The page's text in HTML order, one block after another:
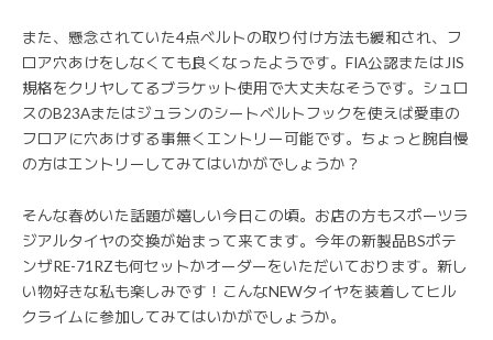
また、懸念されていた4点ベルトの取り付け方法も緩和され、フ
ロア穴あけをしなくても良くなったようです。FIA公認またはJIS
規格をクリヤしてるブラケット使用で大丈夫なそうです。シュロ
スのB23Aまたはジュランのシートベルトフックを使えば愛車の
フロアに穴あけする事無くエントリー可能です。ちょっと腕自慢
の方はエントリーしてみてはいかがでしょうか？
そんな春めいた話題が嬉しい今日この頃。お店の方もスポーツラ
ジアルタイヤの交換が始まって来てます。今年の新製品BSポテ
ンザRE-71RZも何セットかオーダーをいただいております。新し
い物好きな私も楽しみです！こんなNEWタイヤを装着してヒル
クライムに参加してみてはいかがでしょうか。